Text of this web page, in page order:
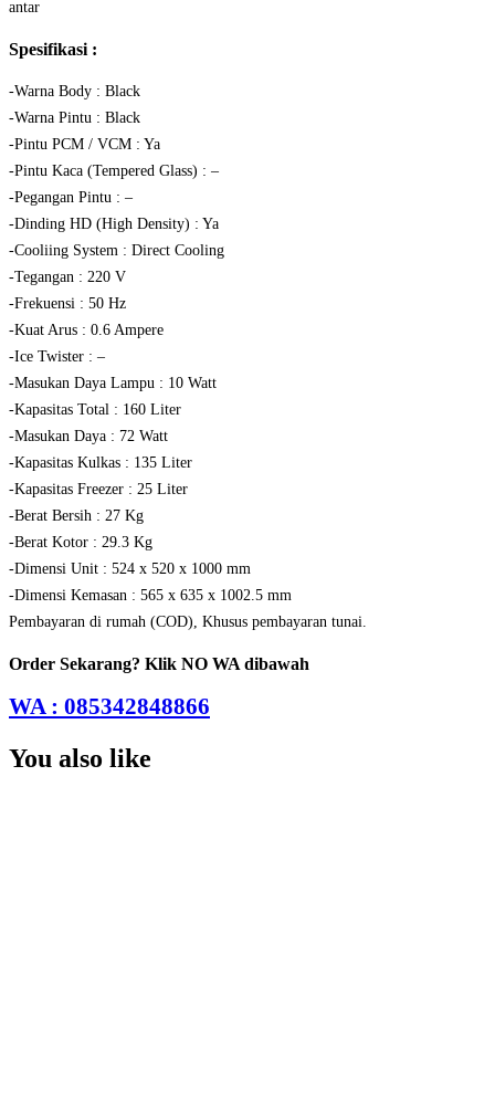
antar
Spesifikasi :
-Warna Body : Black
-Warna Pintu : Black
-Pintu PCM / VCM : Ya
-Pintu Kaca (Tempered Glass) : –
-Pegangan Pintu : –
-Dinding HD (High Density) : Ya
-Cooliing System : Direct Cooling
-Tegangan : 220 V
-Frekuensi : 50 Hz
-Kuat Arus : 0.6 Ampere
-Ice Twister : –
-Masukan Daya Lampu : 10 Watt
-Kapasitas Total : 160 Liter
-Masukan Daya : 72 Watt
-Kapasitas Kulkas : 135 Liter
-Kapasitas Freezer : 25 Liter
-Berat Bersih : 27 Kg
-Berat Kotor : 29.3 Kg
-Dimensi Unit : 524 x 520 x 1000 mm
-Dimensi Kemasan : 565 x 635 x 1002.5 mm
Pembayaran di rumah (COD), Khusus pembayaran tunai.
Order Sekarang? Klik NO WA dibawah
WA : 085342848866
You also like